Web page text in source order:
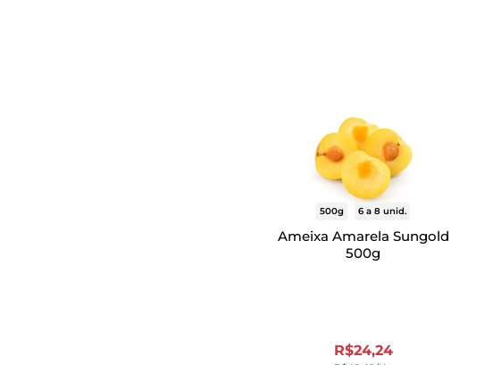
500g 6 a 8 unid.
Ameixa Amarela Sungold
500g
R$24,24